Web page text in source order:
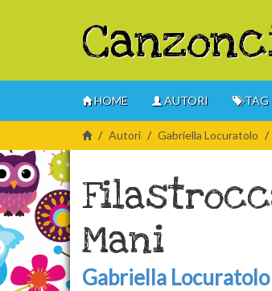
HOME AUTORI TAG
Autori Gabriella Locuratolo
Mani
Gabriella Locuratolo